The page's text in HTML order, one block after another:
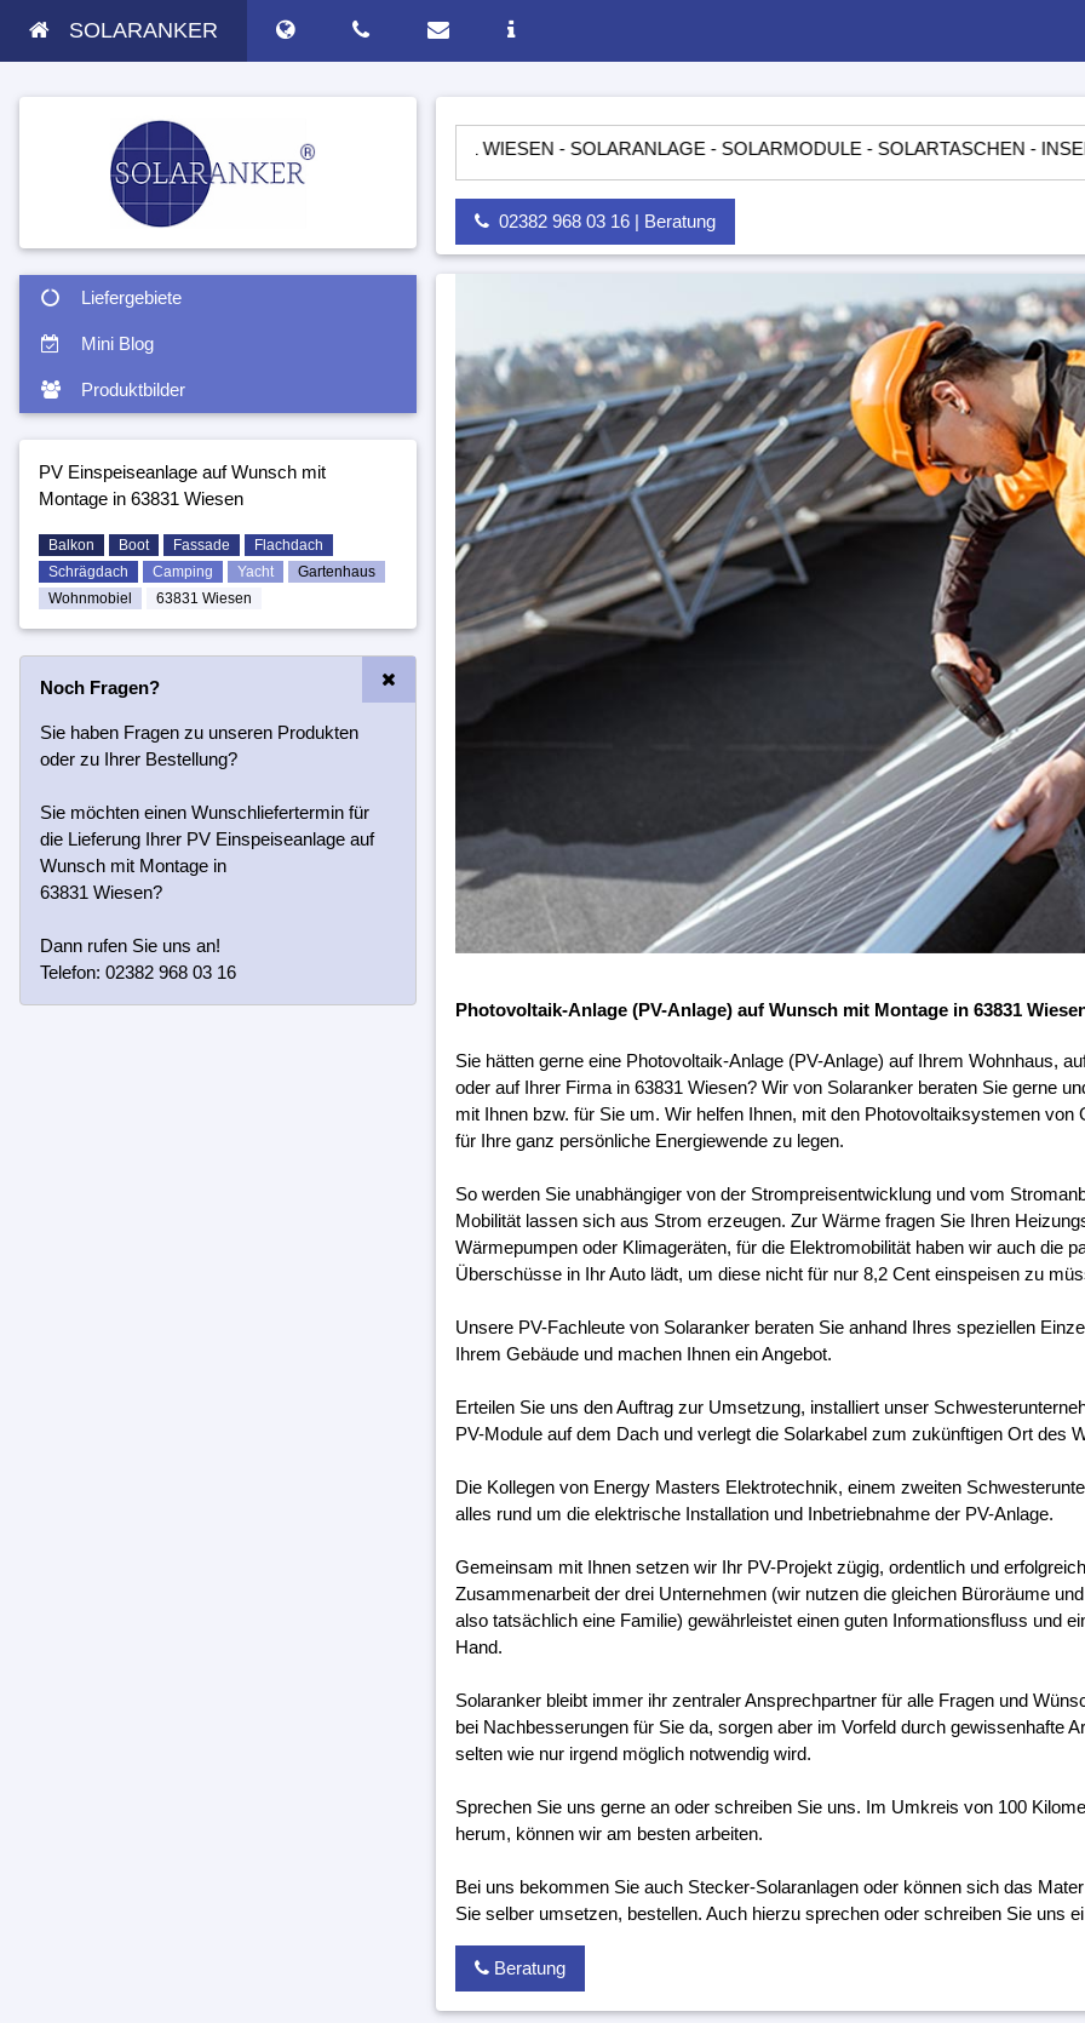
SOLARANKER
Liefergebiete
Mini Blog
Produktbilder
PV Einspeiseanlage auf Wunsch mit
Montage in 63831 Wiesen
Balkon Boot Fassade
Flachdach
Schrägdach
Camping Yacht
Gartenhaus
Wohnmobiel
63831 Wiesen
Noch Fragen?
Sie haben Fragen zu unseren Produkten
oder zu Ihrer Bestellung?
Sie möchten einen Wunschliefertermin für
die Lieferung Ihrer PV Einspeiseanlage auf
Wunsch mit Montage in
63831 Wiesen?
Dann rufen Sie uns an!
Telefon: 02382 968 03 16
AUF WUNSCH MIT MONTAGE IN 63831 WIESEN - SOLARANLAGE - SOLARMODULE - SOLARTASCHEN -
02382 968 03 16 | Beratung
Photovoltaik-Anlage (PV-Anlage) auf Wunsch mit Montage in 63831
Sie hätten gerne eine Photovoltaik-Anlage (PV-Anlage) auf Ihrem Wohnhaus,
oder auf Ihrer Firma in 63831 Wiesen? Wir von Solaranker beraten Sie gerne
mit Ihnen bzw. für Sie um. Wir helfen Ihnen, mit den Photovoltaiksystemen von
für Ihre ganz persönliche Energiewende zu legen.
So werden Sie unabhängiger von der Strompreisentwicklung und vom
Mobilität lassen sich aus Strom erzeugen. Zur Wärme fragen Sie Ihren
Wärmepumpen oder Klimageräten, für die Elektromobilität haben wir auch die
Überschüsse in Ihr Auto lädt, um diese nicht für nur 8,2 Cent einspeisen zu
Unsere PV-Fachleute von Solaranker beraten Sie anhand Ihres speziellen
Ihrem Gebäude und machen Ihnen ein Angebot.
Erteilen Sie uns den Auftrag zur Umsetzung, installiert unser
PV-Module auf dem Dach und verlegt die Solarkabel zum zukünftigen Ort des
Die Kollegen von Energy Masters Elektrotechnik, einem zweiten
alles rund um die elektrische Installation und Inbetriebnahme der PV-Anlage.
Gemeinsam mit Ihnen setzen wir Ihr PV-Projekt zügig, ordentlich und
Zusammenarbeit der drei Unternehmen (wir nutzen die gleichen Büroräume
also tatsächlich eine Familie) gewährleistet einen guten Informationsfluss und
Hand.
Solaranker bleibt immer ihr zentraler Ansprechpartner für alle Fragen und
bei Nachbesserungen für Sie da, sorgen aber im Vorfeld durch gewissenhafte
selten wie nur irgend möglich notwendig wird.
Sprechen Sie uns gerne an oder schreiben Sie uns. Im Umkreis von 100
herum, können wir am besten arbeiten.
Bei uns bekommen Sie auch Stecker-Solaranlagen oder können sich das
Sie selber umsetzen, bestellen. Auch hierzu sprechen oder schreiben Sie uns
Beratung